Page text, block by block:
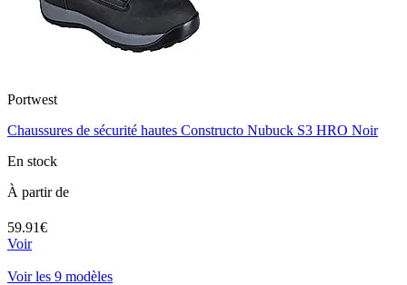
Portwest
Chaussures de sécurité hautes Constructo Nubuck S3 HRO Noir
En stock
À partir de
59.91€
Voir
Voir les 9 modèles